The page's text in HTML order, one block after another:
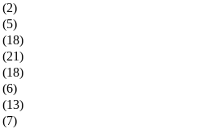
(2)
(5)
(18)
(21)
(18)
(6)
(13)
(7)